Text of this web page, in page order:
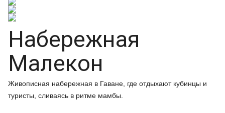
Набережная
Малекон
Живописная набережная в Гаване, где отдыхают кубинцы и
туристы, сливаясь в ритме мамбы.